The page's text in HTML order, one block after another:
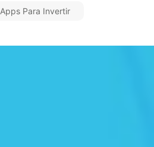
Apps Para Invertir